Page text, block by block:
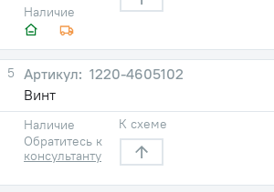
Наличие
5
1220-4605102
Винт
Наличие
Обратитесь к
консультанту
К схеме